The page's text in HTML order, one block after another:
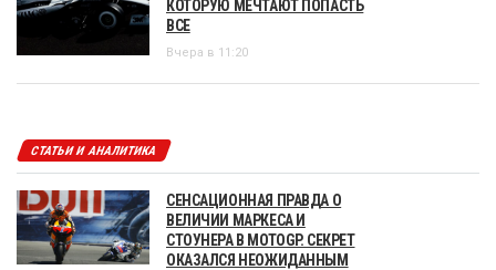
КОТОРУЮ МЕЧТАЮТ ПОПАСТЬ
ВСЕ
Вчера в 11:20
СТАТЬИ И АНАЛИТИКА
СЕНСАЦИОННАЯ ПРАВДА О
ВЕЛИЧИИ МАРКЕСА И
СТОУНЕРА В MOTOGP. СЕКРЕТ
ОКАЗАЛСЯ НЕОЖИДАННЫМ